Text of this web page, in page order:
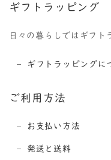
ギフトラッピング
日々の暮らしではギフト
ギフトラッピングに
ご利用方法
お支払い方法
発送と送料